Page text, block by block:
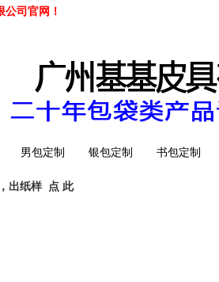
司官网！
男包定制 银包定制 书包定制
出纸样 点 此